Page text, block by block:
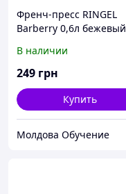
Френч-пресс RINGEL
Barberry 0,6л бежевый
В наличии
249 грн
Купить
Молдова Обучение